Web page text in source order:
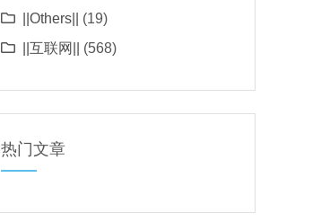
||Others||
(19)
||互联网||
(568)
热门文章